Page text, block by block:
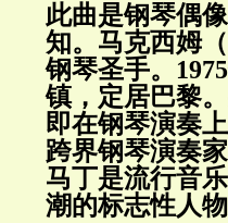
此曲是钢琴偶
知。马克西姆
钢琴圣手。
镇，定居巴黎
即在钢琴演奏
跨界钢琴演奏
马丁是流行音
潮的标志性人